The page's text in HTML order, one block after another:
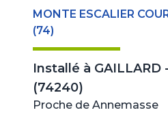
MONTE ESCALIER
(74)
Installé à GAILLARD
(74240)
Proche de Annemasse